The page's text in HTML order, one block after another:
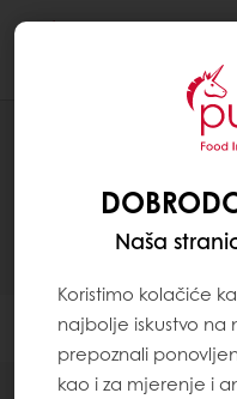
Filter
Naša
Koristimo kolačiće
najbolje iskustvo na
prepoznali
kao i za mjerenje i